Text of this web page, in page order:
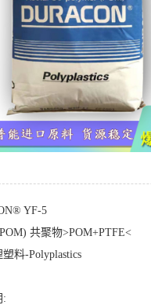
YF-5
共聚物>POM+PTFE<
塑料-Polyplastics
: